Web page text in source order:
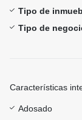
Tipo de
Tipo de
Características
Adosado